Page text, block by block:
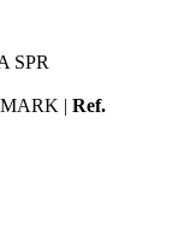
SPR
| Ref.